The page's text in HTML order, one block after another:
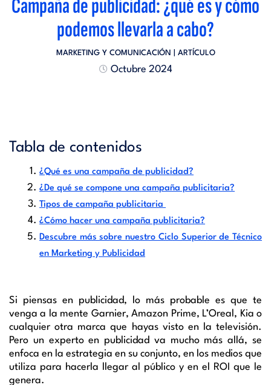
Campaña de publicidad: ¿qué es y cómo
podemos llevarla a cabo?
MARKETING Y COMUNICACIÓN | ARTÍCULO
Octubre 2024
Tabla de contenidos
¿Qué es una campaña de publicidad?
¿De qué se compone una campaña publicitaria?
Tipos de campaña publicitaria
¿Cómo hacer una campaña publicitaria?
Descubre más sobre nuestro Ciclo Superior de Técnico
en Marketing y Publicidad
Si piensas en publicidad, lo más probable es que te
venga a la mente Garnier, Amazon Prime, L’Oreal, Kia o
cualquier otra marca que hayas visto en la televisión.
Pero un experto en publicidad va mucho más allá, se
enfoca en la estrategia en su conjunto, en los medios que
utiliza para hacerla llegar al público y en el ROI que le
genera.